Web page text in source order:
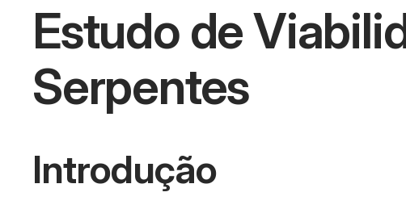
Estudo de
Serpentes
Introdução